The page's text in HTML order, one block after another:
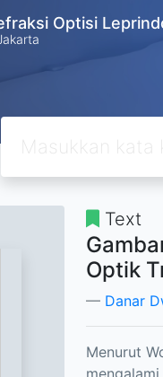
Optisi
Text
Optik
Danar
Menurut